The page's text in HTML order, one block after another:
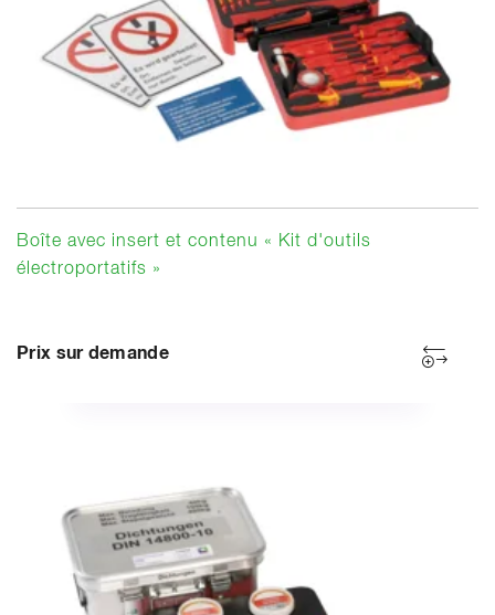
Boîte avec insert et contenu « Kit d'outils
électroportatifs »
Prix sur demande